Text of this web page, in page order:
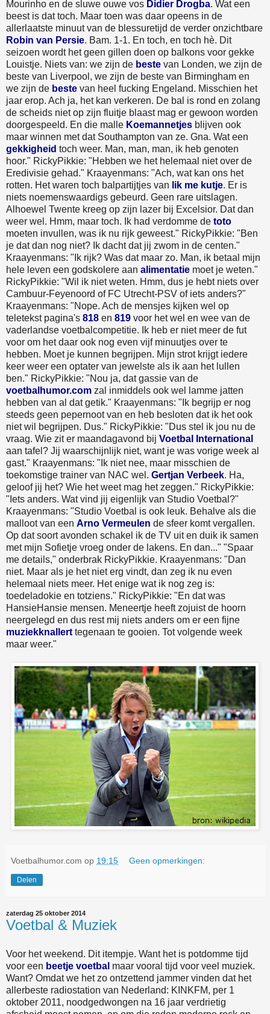
Mourinho en de sluwe ouwe vos Didier Drogba. Wat een
beest is dat toch. Maar toen was daar opeens in de
allerlaatste minuut van de blessuretijd de verder onzichtbare
Robin van Persie. Bam. 1-1. En toch, en toch hè. Dit
seizoen wordt het geen gillen doen op balkons voor gekke
Louistje. Niets van: we zijn de beste van Londen, we zijn de
beste van Liverpool, we zijn de beste van Birmingham en
we zijn de beste van heel fucking Engeland. Misschien het
jaar erop. Ach ja, het kan verkeren. De bal is rond en zolang
de scheids niet op zijn fluitje blaast mag er gewoon worden
doorgespeeld. En die malle Koemannetjes blijven ook
maar winnen met dat Southampton van ze. Gna. Wat een
gekkigheid toch weer. Man, man, man, ik heb genoten
hoor." RickyPikkie: "Hebben we het helemaal niet over de
Eredivisie gehad." Kraayenmans: "Ach, wat kan ons het
rotten. Het waren toch balpartijtjes van lik me kutje. Er is
niets noemenswaardigs gebeurd. Geen rare uitslagen.
Alhoewel Twente kreeg op zijn lazer bij Excelsior. Dat dan
weer wel. Hmm, maar toch. Ik had verdomme de toto
moeten invullen, was ik nu rijk geweest." RickyPikkie: "Ben
je dat dan nog niet? Ik dacht dat jij zwom in de centen."
Kraayenmans: "Ik rijk? Was dat maar zo. Man, ik betaal mijn
hele leven een godskolere aan alimentatie moet je weten."
RickyPikkie: "Wil ik niet weten. Hmm, dus je hebt niets over
Cambuur-Feyenoord of FC Utrecht-PSV of iets anders?"
Kraayenmans: "Nope. Ach de mensjes kijken wel op
teletekst pagina's 818 en 819 voor het wel en wee van de
vaderlandse voetbalcompetitie. Ik heb er niet meer de fut
voor om het daar ook nog even vijf minuutjes over te
hebben. Moet je kunnen begrijpen. Mijn strot krijgt iedere
keer weer een optater van jewelste als ik aan het lullen
ben." RickyPikkie: "Nou ja, dat gassie van de
voetbalhumor.com zal inmiddels ook wel lamme jatten
hebben van al dat getik." Kraayenmans: "Ik begrijp er nog
steeds geen pepernoot van en heb besloten dat ik het ook
niet wil begrijpen. Dus." RickyPikkie: "Dus stel ik jou nu de
vraag. Wie zit er maandagavond bij Voetbal International
aan tafel? Jij waarschijnlijk niet, want je was vorige week al
gast." Kraayenmans: "Ik niet nee, maar misschien de
toekomstige trainer van NAC wel. Gertjan Verbeek. Ha,
geloof jij het? Wie het weet mag het zeggen." RickyPikkie:
"Iets anders. Wat vind jij eigenlijk van Studio Voetbal?"
Kraayenmans: "Studio Voetbal is ook leuk. Behalve als die
malloot van een Arno Vermeulen de sfeer komt vergallen.
Op dat soort avonden schakel ik de TV uit en duik ik samen
met mijn Sofietje vroeg onder de lakens. En dan..." "Spaar
me details," onderbrak RickyPikkie. Kraayenmans: "Dan
niet. Maar als je het niet erg vindt, dan zeg ik nu even
helemaal niets meer. Het enige wat ik nog zeg is:
toedeladokie en totziens." RickyPikkie: "En dat was
HansieHansie mensen. Meneertje heeft zojuist de hoorn
neergelegd en dus rest mij niets anders om er een fijne
muziekknallert tegenaan te gooien. Tot volgende week
maar weer."
Voetbalhumor.com op 19:15 Geen opmerkingen:
Delen
zaterdag 25 oktober 2014
Voetbal & Muziek
Voor het weekend. Dit itempje. Want het is potdomme tijd
voor een beetje voetbal maar vooral tijd voor veel muziek.
Want? Omdat we het zo ontzettend jammer vinden dat het
allerbeste radiostation van Nederland: KINKFM, per 1
oktober 2011, noodgedwongen na 16 jaar verdrietig